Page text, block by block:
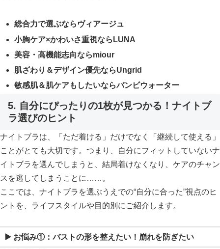
総合力で選ぶならヴィアージュ
小胸ケア×かわいさ重視ならLUNA
美容・高機能志向ならmiour
肌ざわり＆デザイン優先ならUngrid
敏感肌＆肌ケアもしたいならバンビウォーター
5. 自分にぴったりの1枚が見つかる！ナイトブ
ラ選びのヒント
ナイトブラは、「ただ着ける」だけでなく「継続して使える」
ことがとても大切です。つまり、自分にフィットしていないナ
イトブラを選んでしまうと、結局着けなくなり、ケアのチャン
スを逃してしまうことに……。
ここでは、ナイトブラを選ぶうえでの“自分に合った”視点のヒ
ントを、ライフスタイルや目的別にご紹介します。
▶️ お悩み①：バストの形を整えたい！崩れを防ぎたい